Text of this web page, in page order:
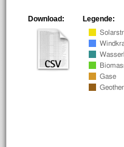
Legende:
Download: